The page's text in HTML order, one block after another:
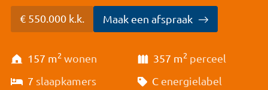
€ 550.000 k.k. Maak een afspraak
157 m2 wonen 357 m2 perceel
7 slaapkamers C energielabel